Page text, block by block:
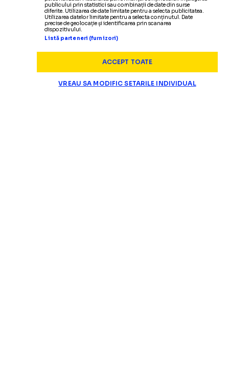
publicului prin statistici sau combinații de date din surse
diferite. Utilizarea de date limitate pentru a selecta publicitatea.
Utilizarea datelor limitate pentru a selecta conținutul. Date
precise de geolocație și identificarea prin scanarea
dispozitivului.
Listă parteneri (furnizori)
ACCEPT TOATE
VREAU SA MODIFIC SETARILE INDIVIDUAL